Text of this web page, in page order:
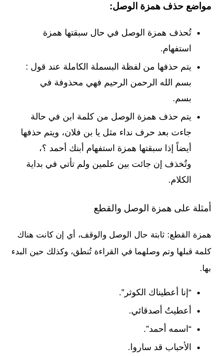
مواضع حذف همزة الوصل:
تُحذف همزة الوصل في حال سبقتها همزة
استفهام.
يتم حذفها من لفظة البسملة الكاملة عند قول :
بسم الله الرحمن الرحيم فهي محذوفة في
بسم.
يتم حذف همزة الوصل من كلمة ابن في حالة
جاءت بعد حرف نداء مثل يا بن فلان، ويتم حذفها
أيضاً إذا سبقتها همزة استفهام أبنك أحمد ؟،
وتٌخذف إن جائت بين علمين ولم تأتي في بداية
الكلام.
أمثلة على همزة الوصل والقطع
همزة القطع: ثابتة حال الوصل والوقف، أي إن كانت هناك
كلمة قبلها وتم وصلهما في القراءة تُنطق، وكذلك حين البدء
بها.
“إنا أعطيناك الكوثر”.
أعطيتُ أصدقائي.
“اسمه أحمد”.
الأحباب قد ساروا.